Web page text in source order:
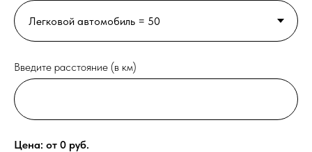
Введите расстояние (в км)
Цена: от 0 руб.